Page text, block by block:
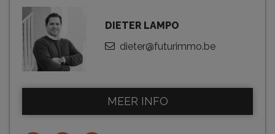
DIETER LAMPO
dieter@futurimmo.be
MEER INFO